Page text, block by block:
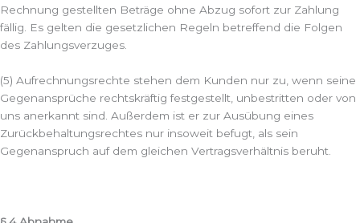
Rechnung gestellten Beträge ohne Abzug sofort zur Zahlung
fällig. Es gelten die gesetzlichen Regeln betreffend die Folgen
des Zahlungsverzuges.
(5) Aufrechnungsrechte stehen dem Kunden nur zu, wenn seine
Gegenansprüche rechtskräftig festgestellt, unbestritten oder von
uns anerkannt sind. Außerdem ist er zur Ausübung eines
Zurückbehaltungsrechtes nur insoweit befugt, als sein
Gegenanspruch auf dem gleichen Vertragsverhältnis beruht.